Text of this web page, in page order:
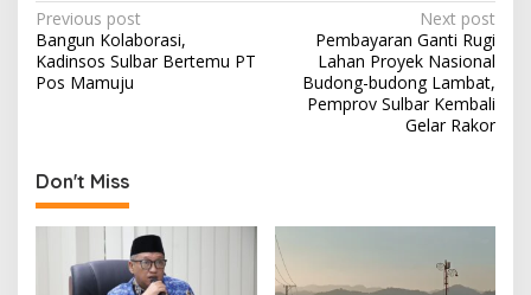
P
o
s
a
v
Previous post
Bangun Kolaborasi,
Kadinsos Sulbar Bertemu PT
Pos Mamuju
Next post
Pembayaran Ganti Rugi
Lahan Proyek Nasional
Budong-budong Lambat,
Pemprov Sulbar Kembali
Gelar Rakor
Don't Miss